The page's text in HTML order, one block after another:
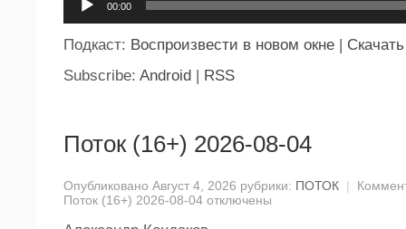
00:00
Подкаст: Воспроизвести в новом окне | Скачать
Subscribe: Android | RSS
Поток (16+) 2026-08-04
Опубликовано Август 4, 2026 рубрики: ПОТОК |
Поток (16+) 2026-08-04 отключены